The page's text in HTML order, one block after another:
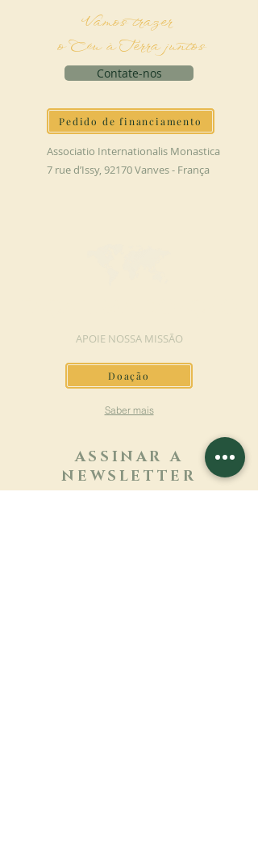
Vamos trazer
o Céu à Terra juntos
Contate-nos
Pedido de financiamento
Associatio Internationalis Monastica
7 rue d’Issy, 92170 Vanves - França
APOIE NOSSA MISSÃO
Doação
Saber mais
ASSINAR A
NEWSLETTER